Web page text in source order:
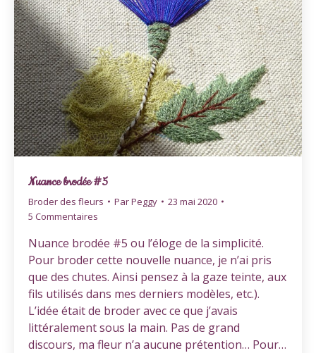
Nuance brodée #5
Broder des fleurs ParPeggy
23 mai 2020
5 Commentaires
Nuance brodée #5 ou l’éloge de la simplicité.
Pour broder cette nouvelle nuance, je n’ai pris
que des chutes. Ainsi pensez à la gaze teinte, aux
fils utilisés dans mes derniers modèles, etc.).
L’idée était de broder avec ce que j’avais
littéralement sous la main. Pas de grand
discours, ma fleur n’a aucune prétention… Pour…